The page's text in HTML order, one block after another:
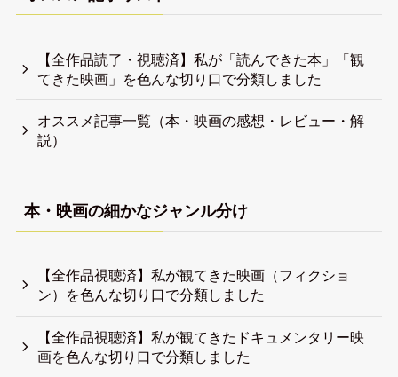
犀川後藤
ギリギリ生き延びている人
4000冊以上の本を読み、500本以上の映画を観てきまし
た。
言語化しにくいことを言語化するのが好き。
自己紹介記事